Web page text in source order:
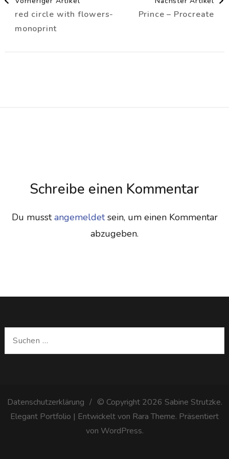
red circle with flowers-
monoprint
Prince – Procreate
Schreibe einen Kommentar
Du musstangemeldetsein, um einen Kommentar
abzugeben.
Suchen
nach:
Datenschutzerklärung © Copyright 2026 Sabine Strutzke.
Elegant Portfolio | Entwickelt von Rara Theme. Präsentiert
von WordPress.